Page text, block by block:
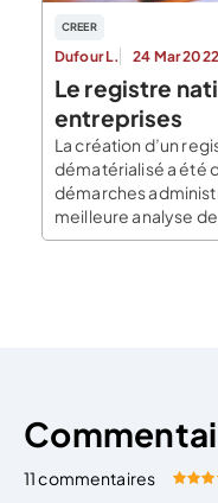
CREER
Dufour L. 24 Mar 2022
Le registre
entreprises
La création d’un
dématérialisé a été
démarches
meilleure analyse
registres (RCS, RM,
11 commentaires